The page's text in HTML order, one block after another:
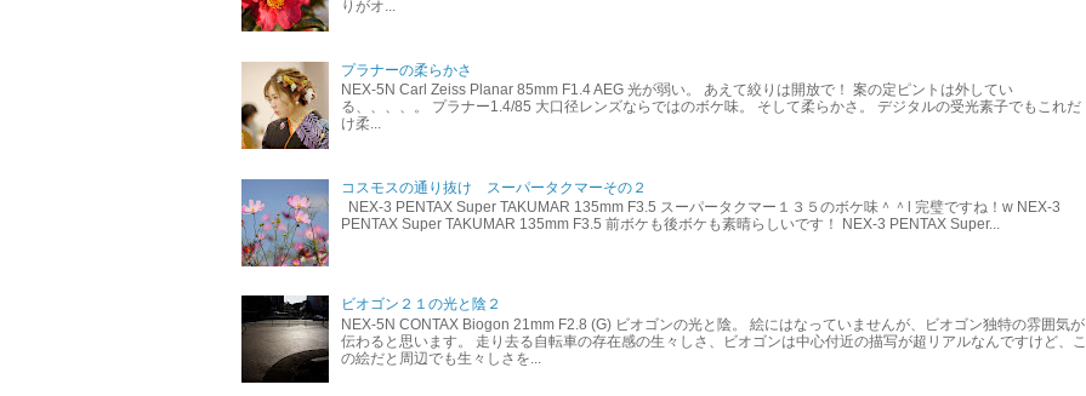
りがオ...
プラナーの柔らかさ
NEX-5N Carl Zeiss Planar 85mm F1.4 AEG 光が弱い。 あえて絞りは開放で！ 案の定ピントは外してい
る、、、、。 プラナー1.4/85 大口径レンズならではのボケ味。 そして柔らかさ。 デジタルの受光素子でもこれだ
け柔...
コスモスの通り抜け スーパータクマーその２
NEX-3 PENTAX Super TAKUMAR 135mm F3.5 スーパータクマー１３５のボケ味＾＾l 完璧ですね！w NEX-3
PENTAX Super TAKUMAR 135mm F3.5 前ボケも後ボケも素晴らしいです！ NEX-3 PENTAX Super...
ビオゴン２１の光と陰２
NEX-5N CONTAX Biogon 21mm F2.8 (G) ビオゴンの光と陰。 絵にはなっていませんが、ビオゴン独特の雰囲気が
伝わると思います。 走り去る自転車の存在感の生々しさ、ビオゴンは中心付近の描写が超リアルなんですけど、こ
の絵だと周辺でも生々しさを...